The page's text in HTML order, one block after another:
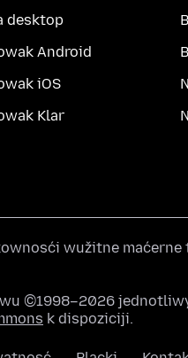
desktop
Android
iOS
Klar
wužitne maćerne
©1998–2026
k dispoziciji.